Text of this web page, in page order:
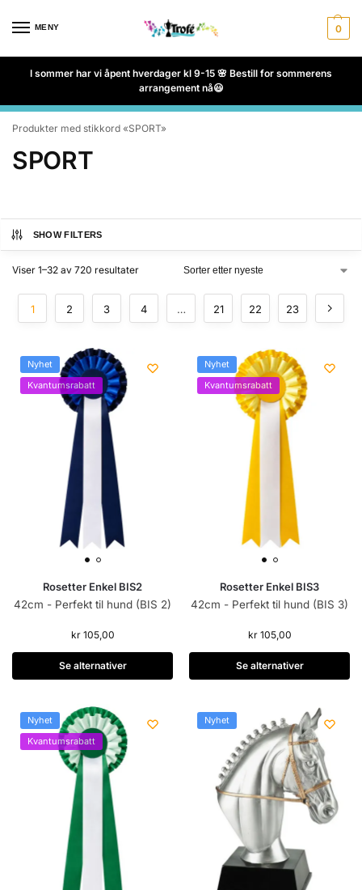
MENY 0
I sommer har vi åpent hverdager kl 9-15 🌸 Bestill for sommerens
arrangement nå😃
Produkter med stikkord «SPORT»
SPORT
SHOW FILTERS
Viser 1–32 av 720 resultater
1 2 3 4 … 21 22 23
Nyhet
Kvantumsrabatt
Rosetter Enkel BIS2
42cm - Perfekt til hund (BIS 2)
kr105,00
Se alternativer
Nyhet
Kvantumsrabatt
Rosetter Enkel BIS3
42cm - Perfekt til hund (BIS 3)
kr105,00
Se alternativer
Nyhet
Kvantumsrabatt
Nyhet